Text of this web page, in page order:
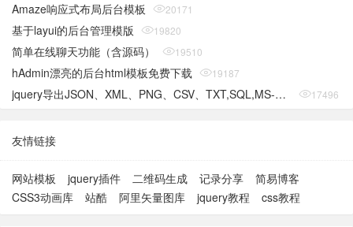
Amaze响应式布局后台模板 20171
基于layui的后台管理模版 19820
简单在线聊天功能（含源码） 19510
hAdmin漂亮的后台html模板免费下载 19187
jquery导出JSON、XML、PNG、CSV、TXT,SQL,MS-Word,Ms-Excel Ms-Powerpoint、PDF插件 17496
友情链接
网站模板 jquery插件 二维码生成 记录分享
简易博客
CSS3动画库
站酷 阿里矢量图库 jquery教程 css教程